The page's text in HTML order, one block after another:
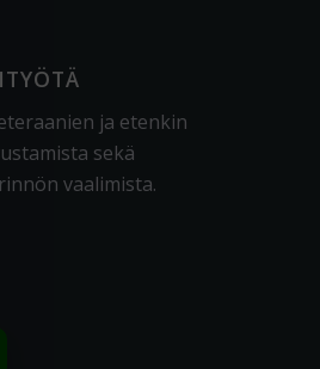
ja etenkin
sekä
vaalimista.